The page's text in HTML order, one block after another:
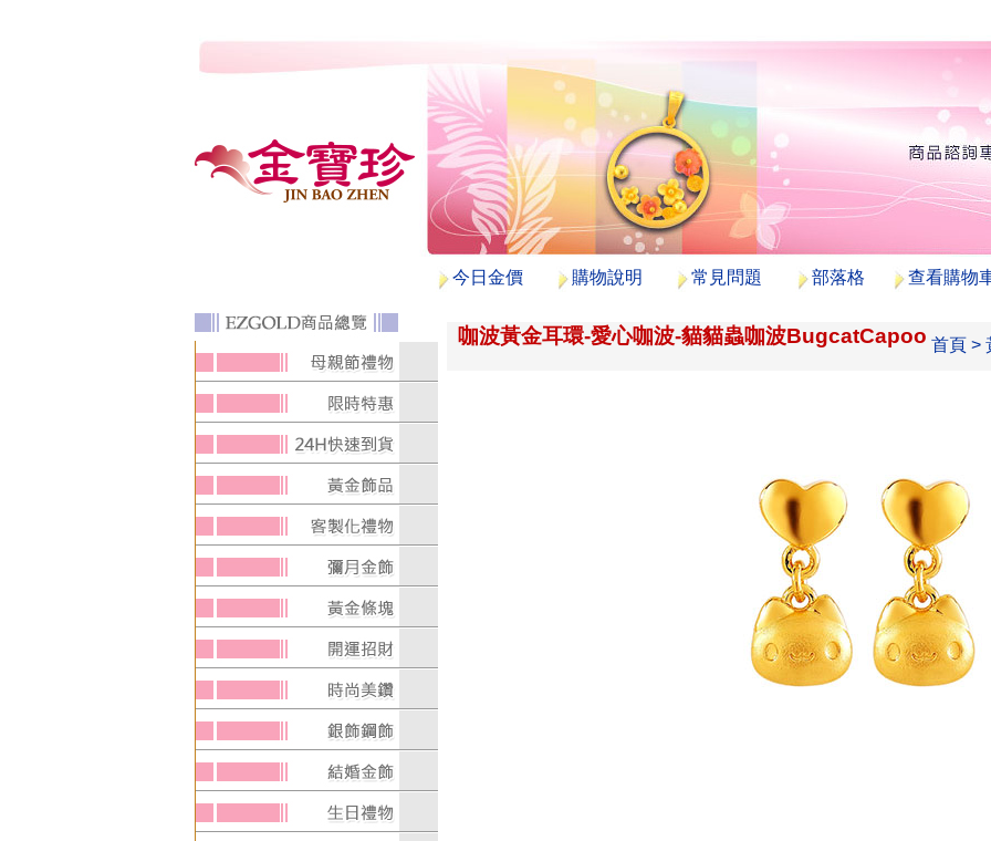
今日金價 購物說明 常見問題 部落格 查看購物
咖波黃金耳環-愛心咖波-貓貓蟲咖波BugcatCapoo 首頁 >